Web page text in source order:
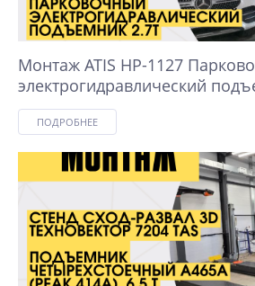
Монтаж ATIS HP-1127
электрогидравлический
ПОДРОБНЕЕ